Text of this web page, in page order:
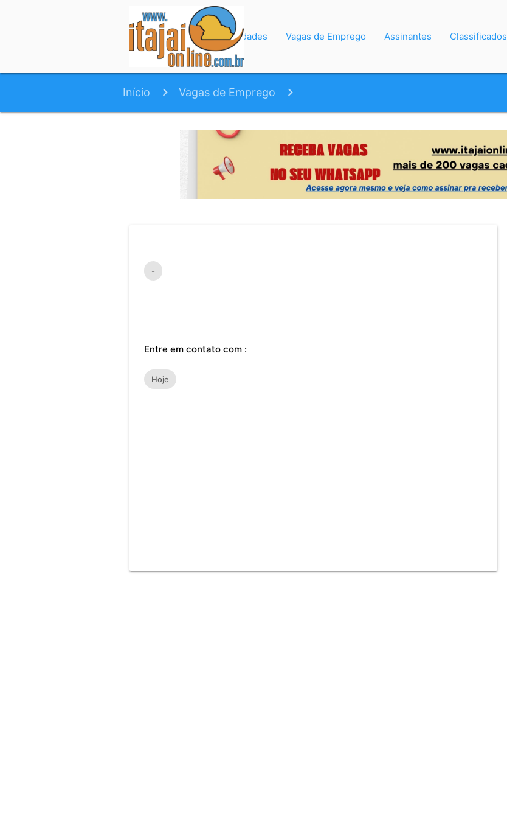
Início Variedades Vagas de Emprego Assinantes Classificados
Início Vagas de Emprego
-
Entre em contato com :
Hoje